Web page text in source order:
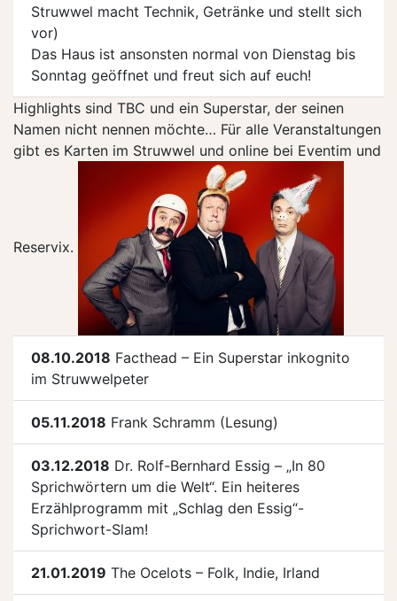
Struwwel macht Technik, Getränke und stellt sich
vor)
Das Haus ist ansonsten normal von Dienstag bis
Sonntag geöffnet und freut sich auf euch!
Highlights sind TBC und ein Superstar, der seinen
Namen nicht nennen möchte… Für alle Veranstaltungen
gibt es Karten im Struwwel und online bei Eventim und
Reservix.
08.10.2018 Facthead – Ein Superstar inkognito
im Struwwelpeter
05.11.2018 Frank Schramm (Lesung)
03.12.2018 Dr. Rolf-Bernhard Essig – „In 80
Sprichwörtern um die Welt“. Ein heiteres
Erzählprogramm mit „Schlag den Essig“-
Sprichwort-Slam!
21.01.2019 The Ocelots – Folk, Indie, Irland